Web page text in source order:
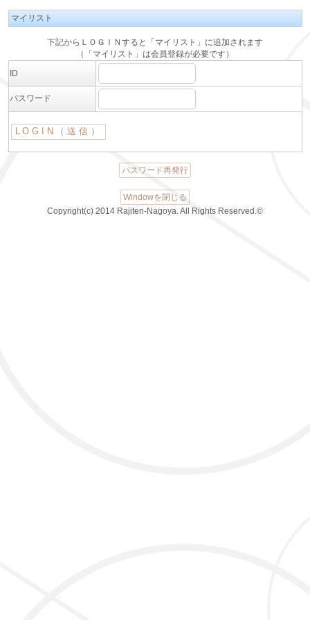
マイリスト
下記からＬＯＧＩＮすると「マイリスト」に追加されます
（「マイリスト」は会員登録が必要です）
ID
パスワード
パスワード再発行
Windowを閉じる
Copyright(c) 2014 Rajiten-Nagoya. All Rights Reserved.©